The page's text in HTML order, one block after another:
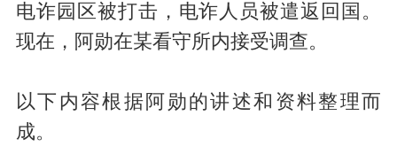
电诈园区被打击，电诈人员被遣返回国。
现在，阿勋在某看守所内接受调查。
以下内容根据阿勋的讲述和资料整理而
成。